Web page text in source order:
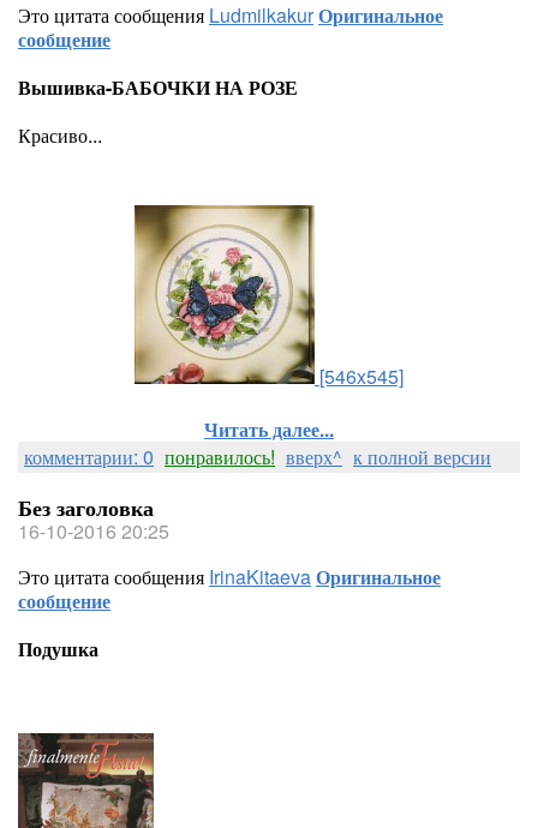
Это цитата сообщения LudmilkakurОригинальное
сообщение
Вышивка-БАБОЧКИ НА РОЗЕ
Красиво...
[546x545]
Читать далее...
комментарии: 0 понравилось! вверх^ к полной версии
Без заголовка
16-10-2016 20:25
Это цитата сообщения IrinaKitaevaОригинальное
сообщение
Подушка